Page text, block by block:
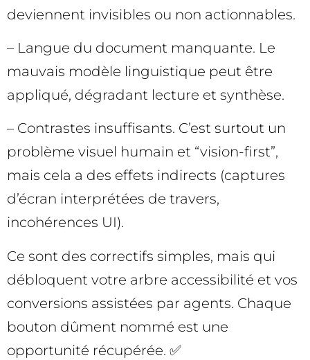
deviennent invisibles ou non actionnables.
– Langue du document manquante. Le
mauvais modèle linguistique peut être
appliqué, dégradant lecture et synthèse.
– Contrastes insuffisants. C’est surtout un
problème visuel humain et “vision-first”,
mais cela a des effets indirects (captures
d’écran interprétées de travers,
incohérences UI).
Ce sont des correctifs simples, mais qui
débloquent votre arbre accessibilité et vos
conversions assistées par agents. Chaque
bouton dûment nommé est une
opportunité récupérée. ✅